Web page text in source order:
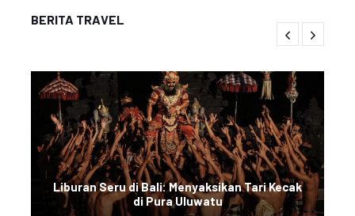
BERITA TRAVEL
Liburan Seru di Bali: Menyaksikan Tari Kecak
di Pura Uluwatu